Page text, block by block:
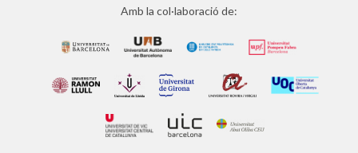
Amb la col·laboració de: